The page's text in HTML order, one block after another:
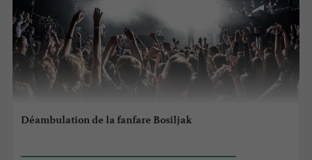
Déambulation de la fanfare Bosiljak